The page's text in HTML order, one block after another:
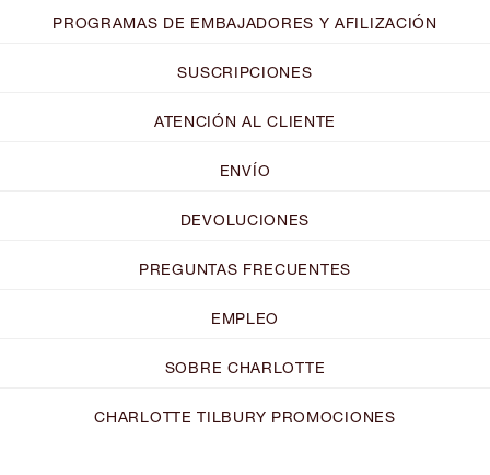
PROGRAMAS DE EMBAJADORES Y AFILIZACIÓN
SUSCRIPCIONES
ATENCIÓN AL CLIENTE
ENVÍO
DEVOLUCIONES
PREGUNTAS FRECUENTES
EMPLEO
SOBRE CHARLOTTE
CHARLOTTE TILBURY PROMOCIONES